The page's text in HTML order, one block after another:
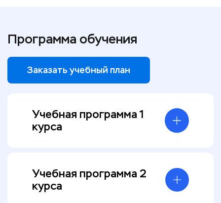
Программа обучения
Заказать учебный план
Учебная программа 1
курса
Учебная программа 2
курса